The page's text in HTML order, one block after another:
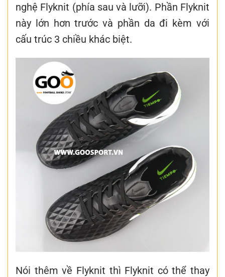
nghệ Flyknit (phía sau và lưỡi). Phần Flyknit
này lớn hơn trước và phần da đi kèm với
cấu trúc 3 chiều khác biệt.
Nói thêm về Flyknit thì Flyknit có thể thay